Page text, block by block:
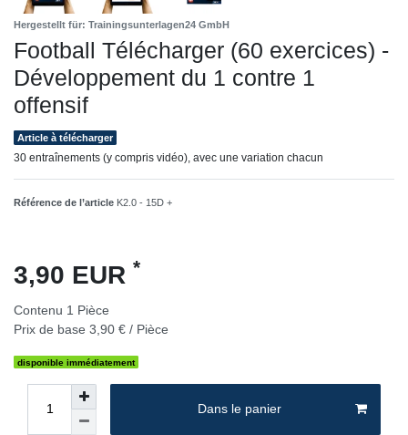
Hergestellt für: Trainingsunterlagen24 GmbH
Football Télécharger (60 exercices) -
Développement du 1 contre 1
offensif
Article à télécharger
30 entraînements (y compris vidéo), avec une variation chacun
Référence de l’article K2.0 - 15D +
3,90 EUR *
Contenu 1 Pièce
Prix de base 3,90 € / Pièce
disponible immédiatement
Dans le panier